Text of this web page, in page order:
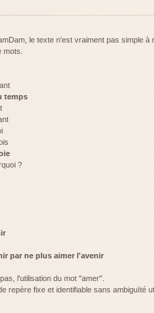
le texte n'est vraiment pas simple à
temps
?
par ne plus aimer l'avenir
l'utilisation du mot "amer".
repère fixe et identifiable sans ambiguïté